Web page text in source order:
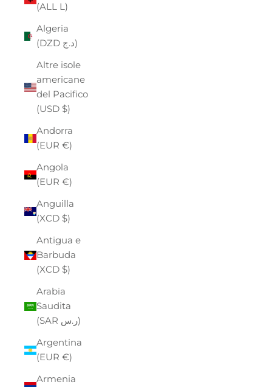
(ALL L)
Algeria
(DZD د.ج)
Altre isole
americane
del Pacifico
(USD $)
Andorra
(EUR €)
Angola
(EUR €)
Anguilla
(XCD $)
Antigua e
Barbuda
(XCD $)
Arabia
Saudita
(SAR ر.س)
Argentina
(EUR €)
Armenia